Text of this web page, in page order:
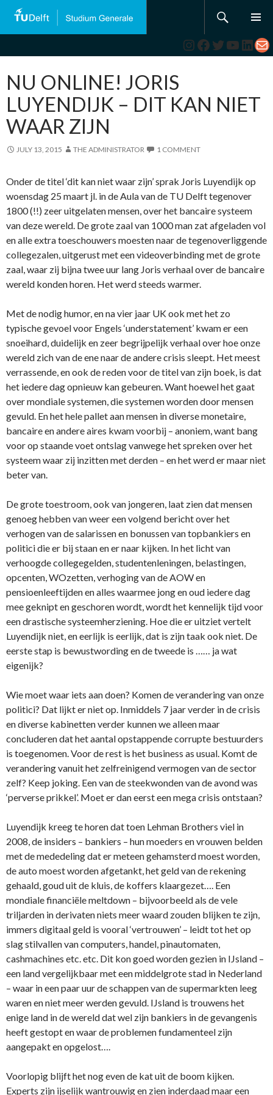
Instagram
Facebook
Twitter
NU ONLINE! JORIS
LUYENDIJK – DIT KAN NIET
WAAR ZIJN
JULY 13, 2015 THE ADMINISTRATOR 1 COMMENT
Onder de titel ‘dit kan niet waar zijn’ sprak Joris Luyendijk op
woensdag 25 maart jl. in de Aula van de TU Delft tegenover
1800 (!!) zeer uitgelaten mensen, over het bancaire systeem
van deze wereld. De grote zaal van 1000 man zat afgeladen vol
en alle extra toeschouwers moesten naar de tegenoverliggende
collegezalen, uitgerust met een videoverbinding met de grote
zaal, waar zij bijna twee uur lang Joris verhaal over de bancaire
wereld konden horen. Het werd steeds warmer.
Met de nodig humor, en na vier jaar UK ook met het zo
typische gevoel voor Engels ‘understatement’ kwam er een
snoeihard, duidelijk en zeer begrijpelijk verhaal over hoe onze
wereld zich van de ene naar de andere crisis sleept. Het meest
verrassende, en ook de reden voor de titel van zijn boek, is dat
het iedere dag opnieuw kan gebeuren. Want hoewel het gaat
over mondiale systemen, die systemen worden door mensen
gevuld. En het hele pallet aan mensen in diverse monetaire,
bancaire en andere aires kwam voorbij – anoniem, want bang
voor op staande voet ontslag vanwege het spreken over het
systeem waar zij inzitten met derden – en het werd er maar niet
beter van.
De grote toestroom, ook van jongeren, laat zien dat mensen
genoeg hebben van weer een volgend bericht over het
verhogen van de salarissen en bonussen van topbankiers en
politici die er bij staan en er naar kijken. In het licht van
verhoogde collegegelden, studentenleningen, belastingen,
opcenten, WOzetten, verhoging van de AOW en
pensioenleeftijden en alles waarmee jong en oud iedere dag
mee geknipt en geschoren wordt, wordt het kennelijk tijd voor
een drastische systeemherziening. Hoe die er uitziet vertelt
Luyendijk niet, en eerlijk is eerlijk, dat is zijn taak ook niet. De
eerste stap is bewustwording en de tweede is …… ja wat
eigenijk?
Wie moet waar iets aan doen? Komen de verandering van onze
politici? Dat lijkt er niet op. Inmiddels 7 jaar verder in de crisis
en diverse kabinetten verder kunnen we alleen maar
concluderen dat het aantal opstappende corrupte bestuurders
is toegenomen. Voor de rest is het business as usual. Komt de
verandering vanuit het zelfreinigend vermogen van de sector
zelf? Keep joking. Een van de steekwonden van de avond was
‘perverse prikkel’. Moet er dan eerst een mega crisis ontstaan?
Luyendijk kreeg te horen dat toen Lehman Brothers viel in
2008, de insiders – bankiers – hun moeders en vrouwen belden
met de mededeling dat er meteen gehamsterd moest worden,
de auto moest worden afgetankt, het geld van de rekening
gehaald, goud uit de kluis, de koffers klaargezet…. Een
mondiale financiële meltdown – bijvoorbeeld als de vele
triljarden in derivaten niets meer waard zouden blijken te zijn,
immers digitaal geld is vooral ‘vertrouwen’ – leidt tot het op
slag stilvallen van computers, handel, pinautomaten,
cashmachines etc. etc. Dit kon goed worden gezien in IJsland –
een land vergelijkbaar met een middelgrote stad in Nederland
– waar in een paar uur de schappen van de supermarkten leeg
waren en niet meer werden gevuld. IJsland is trouwens het
enige land in de wereld dat wel zijn bankiers in de gevangenis
heeft gestopt en waar de problemen fundamenteel zijn
aangepakt en opgelost….
Voorlopig blijft het nog even de kat uit de boom kijken.
Experts zijn ijselijk wantrouwig en zien inderdaad maar een